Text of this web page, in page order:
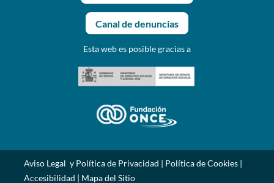
Canal de denuncias
Esta web es posible gracias a
Aviso Legal y Política de Privacidad | Política de Cookies|
Accesibilidad | Mapa del Sitio